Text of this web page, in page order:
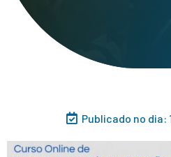
Publicado no dia: